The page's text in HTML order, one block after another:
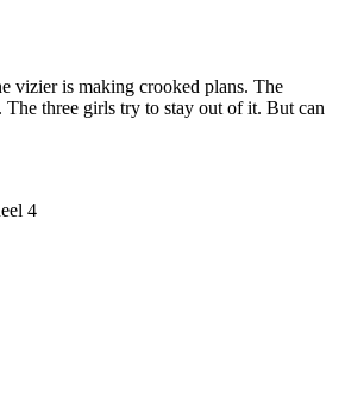
vizier is making crooked plans. The
The three girls try to stay out of it. But can
4